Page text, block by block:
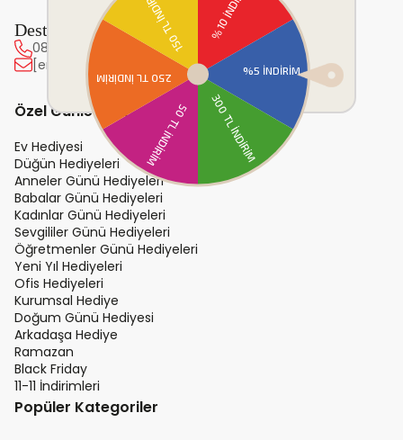
Destek Hattı
0850 222 20 63
[email protected]
Özel Günler ve Hediye
Ev Hediyesi
Düğün Hediyeleri
Anneler Günü Hediyeleri
Babalar Günü Hediyeleri
Kadınlar Günü Hediyeleri
Sevgililer Günü Hediyeleri
Öğretmenler Günü Hediyeleri
Yeni Yıl Hediyeleri
Ofis Hediyeleri
Kurumsal Hediye
Doğum Günü Hediyesi
Arkadaşa Hediye
Ramazan
Black Friday
11-11 İndirimleri
Popüler Kategoriler